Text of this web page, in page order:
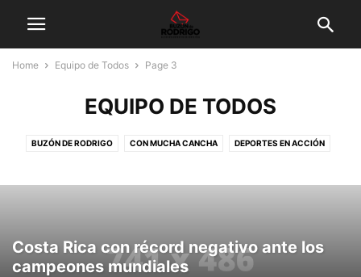
Home Equipo de Todos Page 3
EQUIPO DE TODOS
BUZÓN DE RODRIGO CON MUCHA CANCHA DEPORTES EN ACCIÓN
FUERA DE JUEGO FÚTBOL DE CLUBES FÚTBOL FEMENINO
PALCO DE PRENSA TELESCOPIO
Costa Rica con récord negativo ante los
campeones mundiales